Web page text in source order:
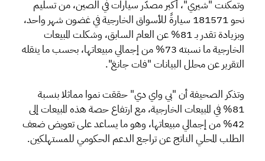
وتمكنت "شيري"، أكبر مصدّر سيارات في الصين، من تسليم
نحو 181571 سيارةً للأسواق الخارجية في غضون شهر واحد،
وبزيادة تقدر بـ 81% عن العام السابق، وشكلت المبيعات
الخارجية ما نسبته 73% من إجمالي مبيعاتها، بحسب ما ينقله
التقرير عن محلل البيانات "فات جانغ".
وتذكر الصحيفة أن "بي واي دي" حققت نموا مماثلا بنسبة
81% في المبيعات الخارجية، مع ارتفاع حصة هذه المبيعات إلى
42% من إجمالي مبيعاتها، وهو ما يساعد على تعويض ضعف
الطلب المحلي الناتج عن تراجع الدعم الحكومي للمستهلكين.